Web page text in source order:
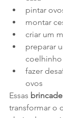
pintar
montar
criar um
preparar
coelhinho
fazer
ovos
Essas
transformar o